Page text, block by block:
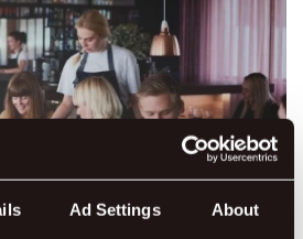
Ad Settings About